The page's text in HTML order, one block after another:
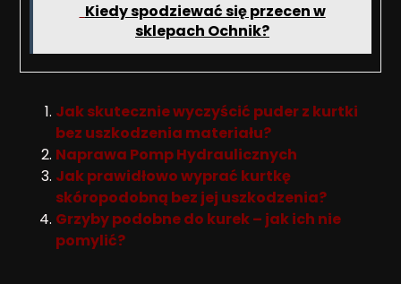
Kiedy spodziewać się przecen w
sklepach Ochnik?
Jak skutecznie wyczyścić puder z kurtki
bez uszkodzenia materiału?
Naprawa Pomp Hydraulicznych
Jak prawidłowo wyprać kurtkę
skóropodobną bez jej uszkodzenia?
Grzyby podobne do kurek – jak ich nie
pomylić?